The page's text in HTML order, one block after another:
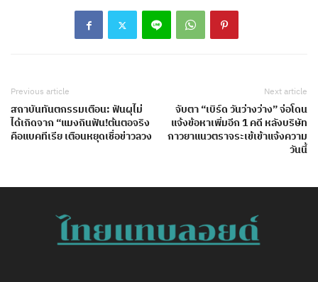
Previous article
สถาบันทันตกรรมเตือน: ฟันผุไม่
ได้เกิดจาก “แมงกินฟัน!ต้นตอจริง
คือแบคทีเรีย เตือนหยุดเชื่อข่าวลวง
Next article
จับตา “เบิร์ด วันว่างว่าง” จ่อโดน
แจ้งข้อหาเพิ่มอีก 1 คดี หลังบริษัท
กาวยาแนวตราจระเข้เข้าแจ้งความ
วันนี้